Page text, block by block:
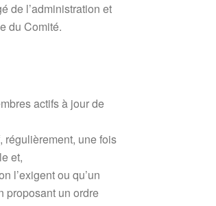
de l’administration et
du Comité.
actifs à jour de
régulièrement, une fois
et,
l’exigent ou qu’un
proposant un ordre